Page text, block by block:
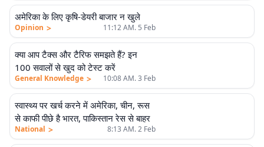
अमेरिका के लिए कृषि-डेयरी बाजार न खुले
Opinion > 11:12 AM. 5 Feb
क्या आप टैक्स और टैरिफ समझते हैं? इन
100 सवालों से खुद को टेस्ट करें
General Knowledge > 10:08 AM. 3 Feb
स्वास्थ्य पर खर्च करने में अमेरिका, चीन, रूस
से काफी पीछे है भारत, पाकिस्तान रेस से बाहर
National > 8:13 AM. 2 Feb